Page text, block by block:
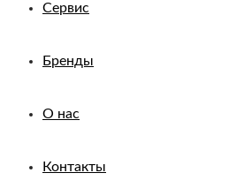
Сервис
Бренды
О нас
Контакты